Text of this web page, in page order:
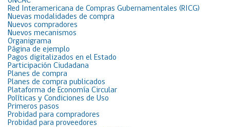
Red Interamericana de Compras Gubernamentales (RICG)
Nuevas modalidades de compra
Nuevos compradores
Nuevos mecanismos
Organigrama
Página de ejemplo
Pagos digitalizados en el Estado
Participación Ciudadana
Planes de compra
Planes de compra publicados
Plataforma de Economía Circular
Políticas y Condiciones de Uso
Primeros pasos
Probidad para compradores
Probidad para proveedores